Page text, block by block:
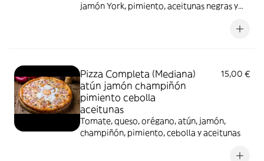
jamón York, pimiento, aceitunas negras y
Pizza Completa (Mediana)
atún jamón champiñón
pimiento cebolla
aceitunas
15,00 €
Tomate, queso, orégano, atún, jamón,
champiñón, pimiento, cebolla y aceitunas